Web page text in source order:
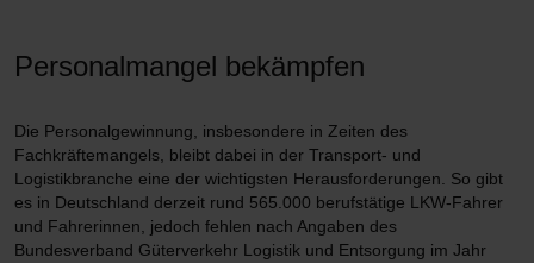
Personalmangel bekämpfen
Die Personalgewinnung, insbesondere in Zeiten des
Fachkräftemangels, bleibt dabei in der Transport- und
Logistikbranche eine der wichtigsten Herausforderungen. So gibt
es in Deutschland derzeit rund 565.000 berufstätige LKW-Fahrer
und Fahrerinnen, jedoch fehlen nach Angaben des
Bundesverband Güterverkehr Logistik und Entsorgung im Jahr